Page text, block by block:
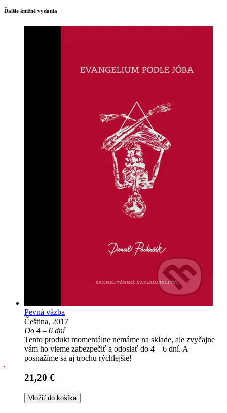
Ďalšie knižné vydania
Pevná väzba
Čeština, 2017
Do 4 – 6 dní
Tento produkt momentálne nemáme na sklade, ale zvyčajne
vám ho vieme zabezpečiť a odoslať do 4 – 6 dní. A
posnažíme sa aj trochu rýchlejšie!
21,20 €
Vložiť do košíka